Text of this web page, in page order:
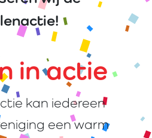
in actie
kan iedereen
een warm